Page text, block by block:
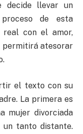
decide llevar un
de esta
real con el amor,
permitirá atesorar
el texto con su
La primera es
mujer divorciada
un tanto distante.